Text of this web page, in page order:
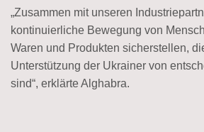
„Zusammen mit unseren
kontinuierliche Bewegung von
Waren und Produkten sicherstellen,
Unterstützung der Ukrainer von
sind“, erklärte Alghabra.